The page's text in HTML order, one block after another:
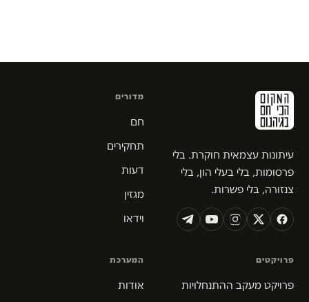
עיתונות עצמאית חוקרת. בלי
פרסומות, בלי בעלי הון, בלי
צנזורה, בלי פשרות.
מדורים
חם
תחקירים
דעות
מגזין
וידאו
פרויקטים
פרויקט מעקב ההתנחלויות
המערכת
אודות